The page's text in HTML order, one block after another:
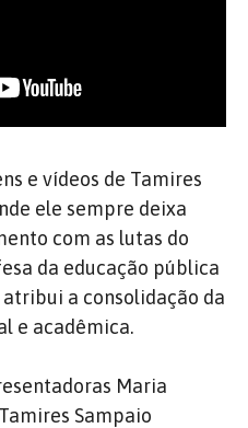
e vídeos de Tamires
ele sempre deixa
com as lutas do
da educação pública
a consolidação da
e acadêmica.
Maria
Sampaio